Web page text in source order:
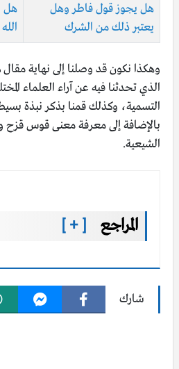
هل يجوز قول فاطر وهل
يعتبر ذلك من الشرك
هل
الله
وهكذا نكون قد وصلنا إلى نهاية مقال
الذي تحدثنا فيه عن آراء العلماء
التسمية، وكذلك قمنا بذكر نبذة
بالإضافة إلى معرفة معنى قوس قزح
الشيعية.
المراجع [ + ]
شارك